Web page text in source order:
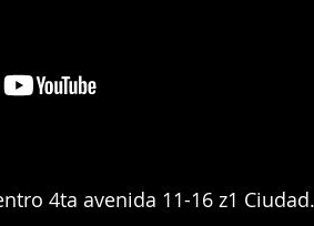
4ta avenida 11-16 z1 Ciudad.